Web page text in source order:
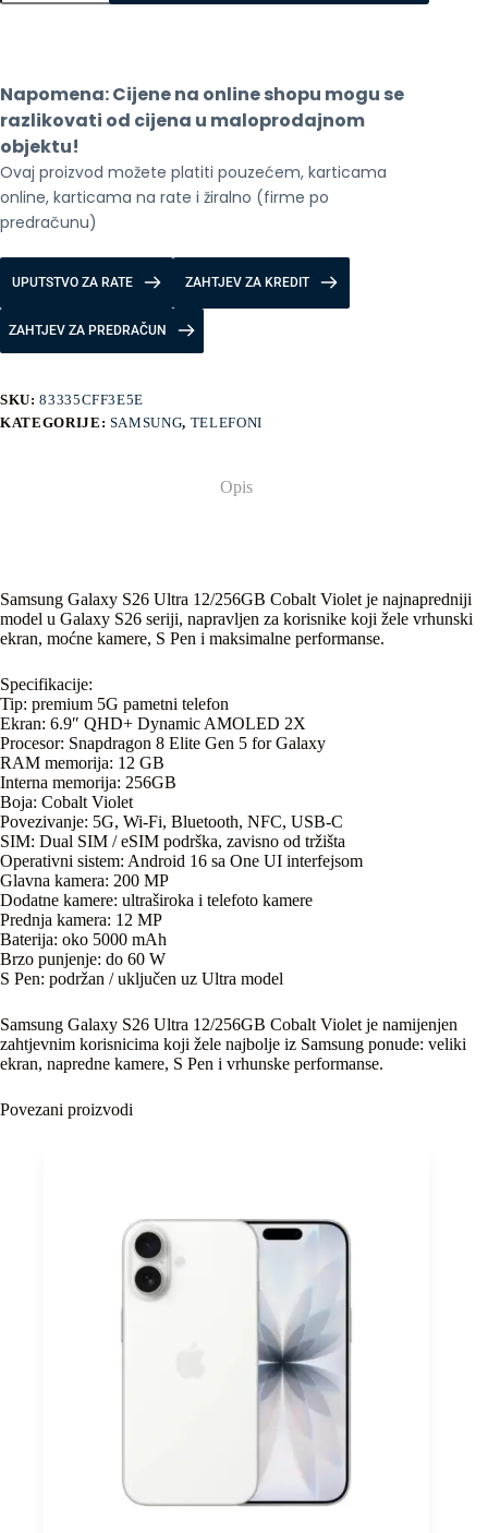
S26
količina
Napomena: Cijene na online shopu mogu se
razlikovati od cijena u maloprodajnom
objektu!
Ovaj proizvod možete platiti pouzećem, karticama
online, karticama na rate i žiralno (firme po
predračunu)
UPUTSTVO ZA RATE ZAHTJEV ZA KREDIT
ZAHTJEV ZA PREDRAČUN
SKU:83335CFF3E5E
KATEGORIJE: SAMSUNG, TELEFONI
Opis
Samsung Galaxy S26 Ultra 12/256GB Cobalt Violet je najnapredniji
model u Galaxy S26 seriji, napravljen za korisnike koji žele vrhunski
ekran, moćne kamere, S Pen i maksimalne performanse.
Specifikacije:
Tip: premium 5G pametni telefon
Ekran: 6.9″ QHD+ Dynamic AMOLED 2X
Procesor: Snapdragon 8 Elite Gen 5 for Galaxy
RAM memorija: 12 GB
Interna memorija: 256GB
Boja: Cobalt Violet
Povezivanje: 5G, Wi-Fi, Bluetooth, NFC, USB-C
SIM: Dual SIM / eSIM podrška, zavisno od tržišta
Operativni sistem: Android 16 sa One UI interfejsom
Glavna kamera: 200 MP
Dodatne kamere: ultraširoka i telefoto kamere
Prednja kamera: 12 MP
Baterija: oko 5000 mAh
Brzo punjenje: do 60 W
S Pen: podržan / uključen uz Ultra model
Samsung Galaxy S26 Ultra 12/256GB Cobalt Violet je namijenjen
zahtjevnim korisnicima koji žele najbolje iz Samsung ponude: veliki
ekran, napredne kamere, S Pen i vrhunske performanse.
Povezani proizvodi